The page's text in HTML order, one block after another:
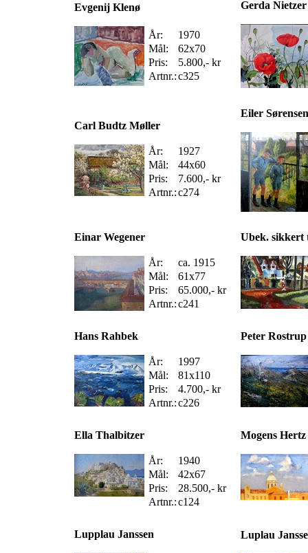
Evgenij Klenø
År:
1970
Mål:
62x70
Pris:
5.800,- kr
Artnr.:c325
Gerda Nietzer
Carl Budtz Møller
År:
1927
Mål:
44x60
Pris:
7.600,- kr
Artnr.:c274
Eiler Sørensen
Einar Wegener
År:
ca. 1915
Mål:
61x77
Pris:
65.000,- kr
Artnr.:c241
Ubek. sikkert
Hans Rahbek
År:
1997
Mål:
81x110
Pris:
4.700,- kr
Artnr.:c226
Peter Rostrup
Ella Thalbitzer
År:
1940
Mål:
42x67
Pris:
28.500,- kr
Artnr.:c124
Mogens Hertz
Lupplau Janssen Luplau